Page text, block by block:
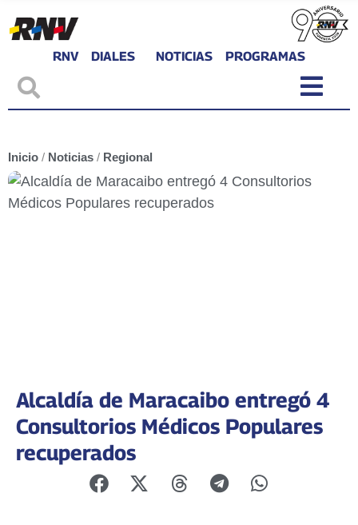
RNV DIALES NOTICIAS PROGRAMAS
Inicio / Noticias / Regional
Alcaldía de Maracaibo entregó 4
Consultorios Médicos Populares
recuperados